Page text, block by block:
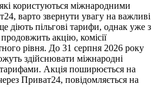
користуються міжнародними
варто звернути увагу на важливі
діють пільгові тарифи, однак уже з
акцію, комісії
рівня. До 31 серпня 2026 року
здійснювати міжнародні
Акція поширюється на
Приват24, повідомляється на